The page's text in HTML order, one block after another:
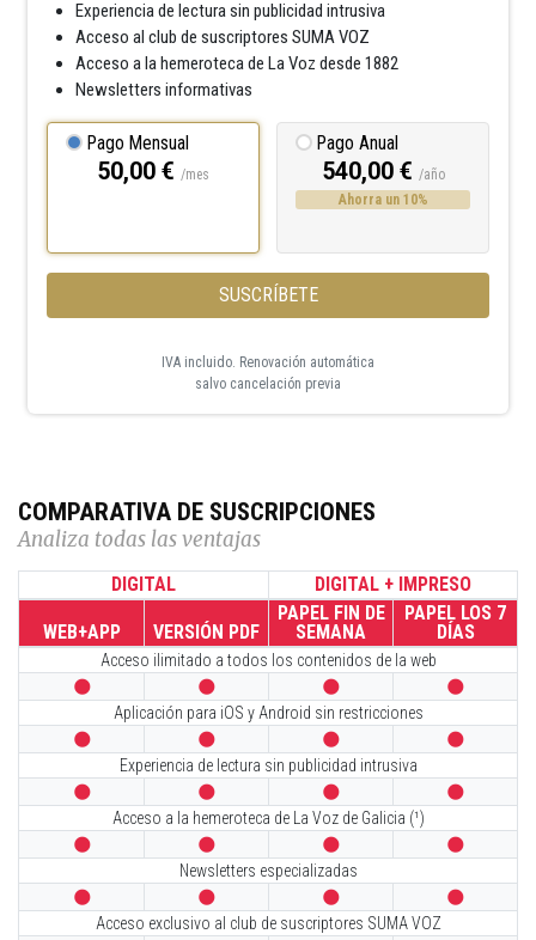
Experiencia de lectura sin publicidad intrusiva
Acceso al club de suscriptores SUMA VOZ
Acceso a la hemeroteca de La Voz desde 1882
Newsletters informativas
Pago Mensual
50,00 € /mes
Pago Anual
540,00 € /año
Ahorra un 10%
SUSCRÍBETE
IVA incluido. Renovación automática
salvo cancelación previa
COMPARATIVA DE SUSCRIPCIONES
Analiza todas las ventajas
DIGITAL DIGITAL + IMPRESO
WEB+APP VERSIÓN PDF
PAPEL FIN DE
SEMANA
PAPEL LOS 7
DÍAS
Acceso ilimitado a todos los contenidos de la web
   
Aplicación para iOS y Android sin restricciones
   
Experiencia de lectura sin publicidad intrusiva
   
Acceso a la hemeroteca de La Voz de Galicia (¹)
   
Newsletters especializadas
   
Acceso exclusivo al club de suscriptores SUMA VOZ